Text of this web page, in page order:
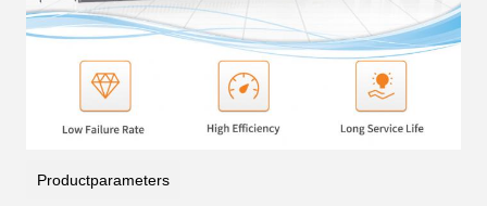
Productparameters